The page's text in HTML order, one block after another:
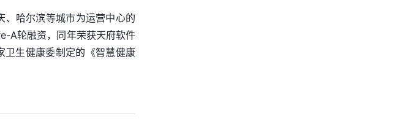
、哈尔滨等城市为运营中心的
A轮融资，同年荣获天府软件
卫生健康委制定的《智慧健康